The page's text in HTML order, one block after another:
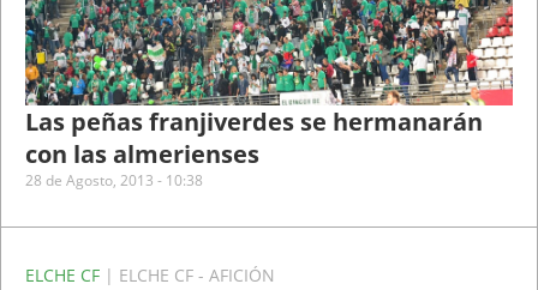
Las peñas franjiverdes se hermanarán
con las almerienses
28 de Agosto, 2013 - 10:38
ELCHE CF | ELCHE CF - AFICIÓN